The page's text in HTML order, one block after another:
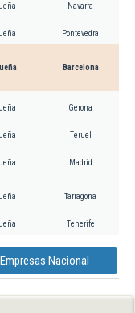
Navarra
Pontevedra
Barcelona
Gerona
Teruel
Madrid
Tarragona
Tenerife
Nacional